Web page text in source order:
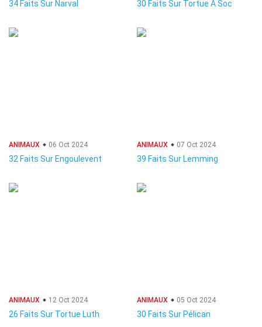
34 Faits Sur Narval 30 Faits Sur Tortue À Soc
ANIMAUX 06 Oct 2024
32 Faits Sur Engoulevent
ANIMAUX 07 Oct 2024
39 Faits Sur Lemming
ANIMAUX 12 Oct 2024
26 Faits Sur Tortue Luth
ANIMAUX 05 Oct 2024
30 Faits Sur Pélican